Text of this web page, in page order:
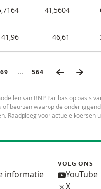
2,91 met ISIN code:
41,5604
met ISIN code:
41,96 46,61
Ingeklapte pagina’s
LAATSTE PAGINA
564 VORIGE
van BNP Paribas op basis
beurzen waarop de
voor actuele koersen
informatie
VOLG ONS
YouTube
X